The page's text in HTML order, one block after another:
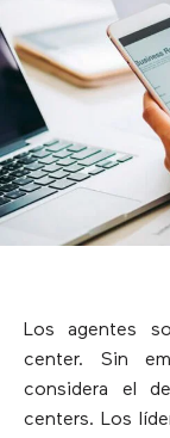
Los agentes
center. Sin
considera el
centers. Los